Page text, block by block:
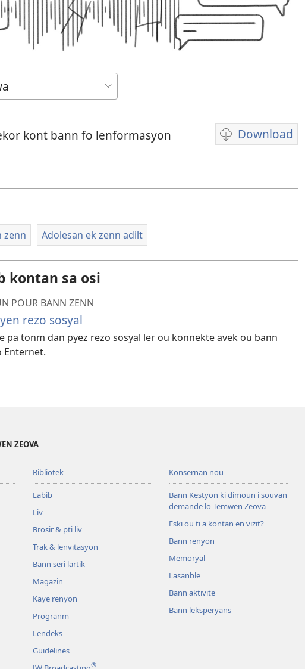
kont bann fo lenformasyon Download
Opsyon
pour
bann
zenn Adolesan ek zenn adilt
kontan sa osi
POUR BANN ZENN
rezo sosyal
pa tonm dan pyez rezo sosyal ler ou konnekte avek ou bann
Enternet.
ZEOVA
Bibliotek
Labib
Liv
Brosir & pti liv
Trak & lenvitasyon
Bann seri lartik
Magazin
Kaye renyon
Progranm
Lendeks
Guidelines
®
Konsernan nou
Bann Kestyon ki dimoun i souvan
demande lo Temwen Zeova
Eski ou ti a kontan en vizit?
Bann renyon
Memoryal
Lasanble
Bann aktivite
Bann leksperyans